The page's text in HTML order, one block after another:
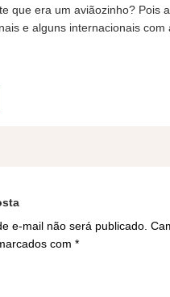
que era um aviãozinho? Pois
e alguns internacionais com
e-mail não será publicado.
com *